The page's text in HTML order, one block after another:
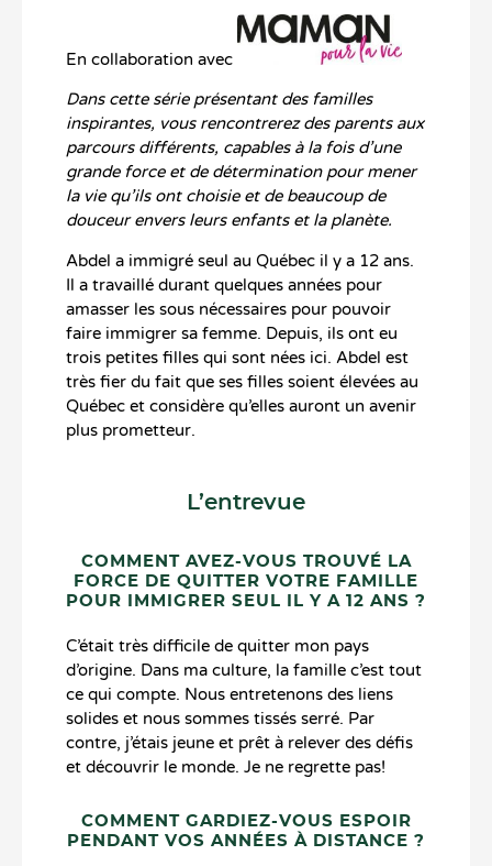
En collaboration avec
Dans cette série présentant des familles
inspirantes, vous rencontrerez des parents aux
parcours différents, capables à la fois d’une
grande force et de détermination pour mener
la vie qu’ils ont choisie et de beaucoup de
douceur envers leurs enfants et la planète.
Abdel a immigré seul au Québec il y a 12 ans.
Il a travaillé durant quelques années pour
amasser les sous nécessaires pour pouvoir
faire immigrer sa femme. Depuis, ils ont eu
trois petites filles qui sont nées ici. Abdel est
très fier du fait que ses filles soient élevées au
Québec et considère qu’elles auront un avenir
plus prometteur.
L’entrevue
COMMENT AVEZ-VOUS TROUVÉ LA
FORCE DE QUITTER VOTRE FAMILLE
POUR IMMIGRER SEUL IL Y A 12 ANS ?
C’était très difficile de quitter mon pays
d’origine. Dans ma culture, la famille c’est tout
ce qui compte. Nous entretenons des liens
solides et nous sommes tissés serré. Par
contre, j’étais jeune et prêt à relever des défis
et découvrir le monde. Je ne regrette pas!
COMMENT GARDIEZ-VOUS ESPOIR
PENDANT VOS ANNÉES À DISTANCE ?